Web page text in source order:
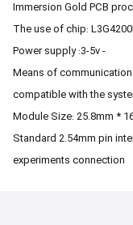
- Power supply :3-5v
- Means of
compatible with the
- Standard 2.54mm pin
experiments connection